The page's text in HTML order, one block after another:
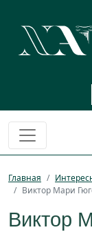
Главная
Виктор Мари
Виктор